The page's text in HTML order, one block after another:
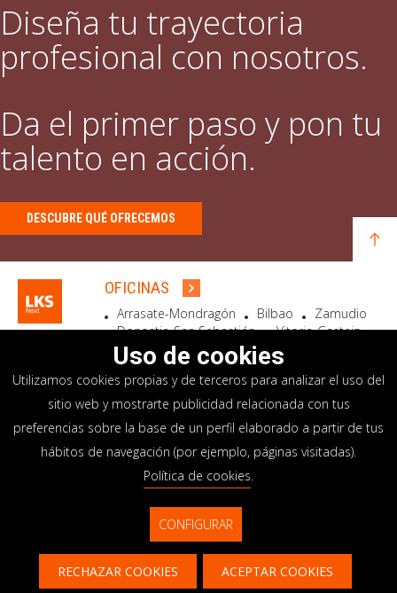
Diseña tu trayectoria
profesional con nosotros.
Da el primer paso y pon tu
talento en acción.
DESCUBRE QUÉ OFRECEMOS
OFICINAS
Arrasate-Mondragón Bilbao
Zamudio
Donostia-San Sebastián
Vitoria-Gasteiz
Madrid
El Astillero Bidart
SEDE SOCIAL
Goiru, 7 Arrasate-Mondragón
CP 20500 GIPUZKOA – SPAIN
+34 900 84 14 14
info@lksnext.com
Aviso legal
Portal de privacidad
Política de cookies
Sistema interno información
Uso de cookies
Utilizamos cookies propias y de terceros para analizar el uso del
sitio web y mostrarte publicidad relacionada con tus
preferencias sobre la base de un perfil elaborado a partir de tus
hábitos de navegación (por ejemplo, páginas visitadas).
Política de cookies.
CONFIGURAR
RECHAZAR COOKIES ACEPTAR COOKIES